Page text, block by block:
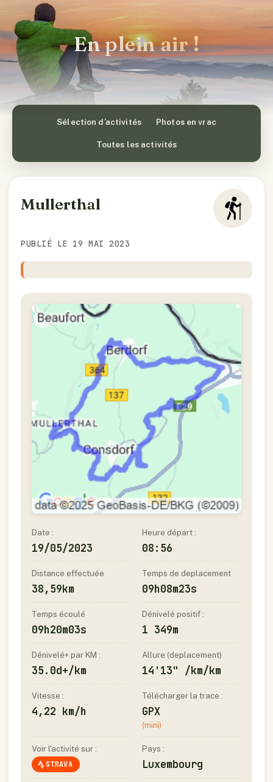
En plein air !
Sélection d’activités Photos en vrac
Toutes les activités
Mullerthal
PUBLIÉ LE 19 MAI 2023
Date :
19/05/2023
Heure départ :
08:56
Distance effectuée
38,59km
Temps de deplacement
09h08m23s
Temps écoulé
09h20m03s
Dénivelé positif :
1 349m
Dénivelé+ par KM :
35.0d+/km
Allure (deplacement)
14'13" /km/km
Vitesse :
4,22 km/h
Télécharger la trace :
GPX
(mini)
Voir l'activité sur :
STRAVA
Pays :
Luxembourg